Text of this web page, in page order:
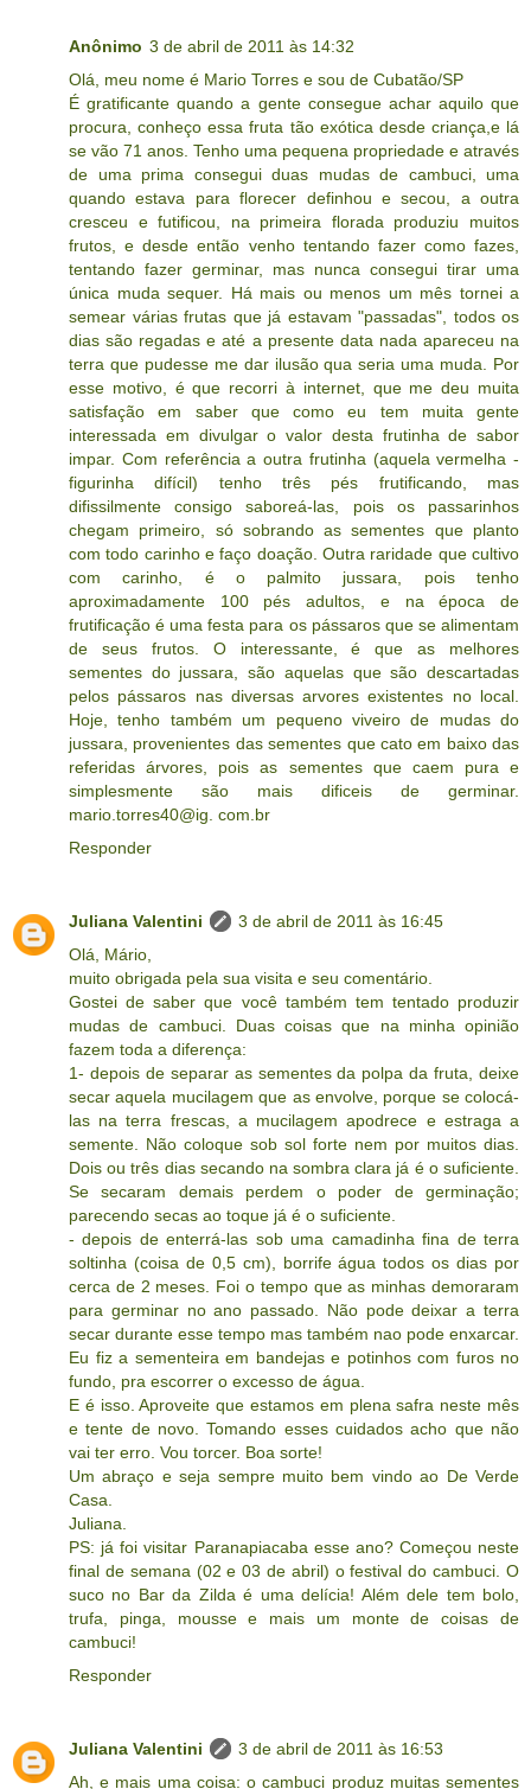
Anônimo 3 de abril de 2011 às 14:32
Olá, meu nome é Mario Torres e sou de Cubatão/SP
É gratificante quando a gente consegue achar aquilo que
procura, conheço essa fruta tão exótica desde criança,e lá
se vão 71 anos. Tenho uma pequena propriedade e através
de uma prima consegui duas mudas de cambuci, uma
quando estava para florecer definhou e secou, a outra
cresceu e futificou, na primeira florada produziu muitos
frutos, e desde então venho tentando fazer como fazes,
tentando fazer germinar, mas nunca consegui tirar uma
única muda sequer. Há mais ou menos um mês tornei a
semear várias frutas que já estavam "passadas", todos os
dias são regadas e até a presente data nada apareceu na
terra que pudesse me dar ilusão qua seria uma muda. Por
esse motivo, é que recorri à internet, que me deu muita
satisfação em saber que como eu tem muita gente
interessada em divulgar o valor desta frutinha de sabor
impar. Com referência a outra frutinha (aquela vermelha -
figurinha difícil) tenho três pés frutificando, mas
difissilmente consigo saboreá-las, pois os passarinhos
chegam primeiro, só sobrando as sementes que planto
com todo carinho e faço doação. Outra raridade que cultivo
com carinho, é o palmito jussara, pois tenho
aproximadamente 100 pés adultos, e na época de
frutificação é uma festa para os pássaros que se alimentam
de seus frutos. O interessante, é que as melhores
sementes do jussara, são aquelas que são descartadas
pelos pássaros nas diversas arvores existentes no local.
Hoje, tenho também um pequeno viveiro de mudas do
jussara, provenientes das sementes que cato em baixo das
referidas árvores, pois as sementes que caem pura e
simplesmente são mais dificeis de germinar.
mario.torres40@ig. com.br
Responder
Juliana Valentini
3 de abril de 2011 às 16:45
Olá, Mário,
muito obrigada pela sua visita e seu comentário.
Gostei de saber que você também tem tentado produzir
mudas de cambuci. Duas coisas que na minha opinião
fazem toda a diferença:
1- depois de separar as sementes da polpa da fruta, deixe
secar aquela mucilagem que as envolve, porque se colocá-
las na terra frescas, a mucilagem apodrece e estraga a
semente. Não coloque sob sol forte nem por muitos dias.
Dois ou três dias secando na sombra clara já é o suficiente.
Se secaram demais perdem o poder de germinação;
parecendo secas ao toque já é o suficiente.
- depois de enterrá-las sob uma camadinha fina de terra
soltinha (coisa de 0,5 cm), borrife água todos os dias por
cerca de 2 meses. Foi o tempo que as minhas demoraram
para germinar no ano passado. Não pode deixar a terra
secar durante esse tempo mas também nao pode enxarcar.
Eu fiz a sementeira em bandejas e potinhos com furos no
fundo, pra escorrer o excesso de água.
E é isso. Aproveite que estamos em plena safra neste mês
e tente de novo. Tomando esses cuidados acho que não
vai ter erro. Vou torcer. Boa sorte!
Um abraço e seja sempre muito bem vindo ao De Verde
Casa.
Juliana.
PS: já foi visitar Paranapiacaba esse ano? Começou neste
final de semana (02 e 03 de abril) o festival do cambuci. O
suco no Bar da Zilda é uma delícia! Além dele tem bolo,
trufa, pinga, mousse e mais um monte de coisas de
cambuci!
Responder
Juliana Valentini
3 de abril de 2011 às 16:53
Ah, e mais uma coisa: o cambuci produz muitas sementes